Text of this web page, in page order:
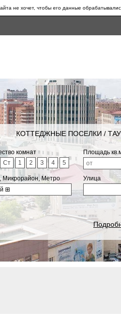
не хочет, чтобы его данные
КОТТЕДЖНЫЕ ПОСЕЛКИ /
комнат
Ст 1 2 3 4 5
Площадь
Микрорайон, Метро
⊞
Улица